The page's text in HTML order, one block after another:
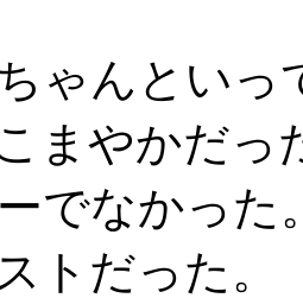
ゃんといっ
まやかだっ
でなかった
トだった。